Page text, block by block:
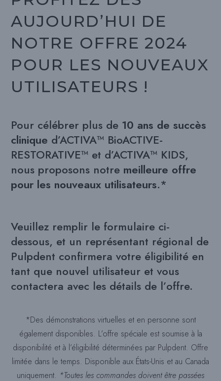
AUJOURD’HUI DE
NOTRE OFFRE 2024
POUR LES NOUVEAUX
UTILISATEURS !
Pour célébrer plus de 10 ans de succès
clinique d’ACTIVA™ BioACTIVE-
RESTORATIVE™ et d’ACTIVA™ KIDS,
nous proposons notre meilleure offre
pour les nouveaux utilisateurs.*
Veuillez remplir le formulaire ci-
dessous, et un représentant régional de
Pulpdent confirmera votre éligibilité en
tant que nouvel utilisateur et vous
contactera avec les détails de l’offre.
*Des démonstrations virtuelles et en personne sont
également disponibles. L’offre spéciale est soumise à la
disponibilité et à l’éligibilité déterminées par Pulpdent. Offre
limitée dans le temps. Disponible aux États-Unis et au Canada
uniquement. *Toutes les commandes doivent être passées